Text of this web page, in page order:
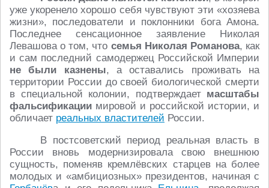
уже укоренело хорошо себя чувствуют эти «хозяева
жизни», последователи и поклонники бога Амона.
Последнее сенсационное заявление Николая
Левашова о том, что семья Николая Романова, как
и сам последний самодержец Российской Империи
не были казнены, а оставались проживать на
территории России до своей биологической смерти
в специальной колонии, подтверждает масштабы
фальсификации мировой и российской истории, и
обличает реальных властителей России.
В постсоветский период реальная власть в
России вновь модернизировала свою внешнюю
сущность, поменяв кремлёвских старцев на более
молодых и «амбициозных» президентов, начиная с